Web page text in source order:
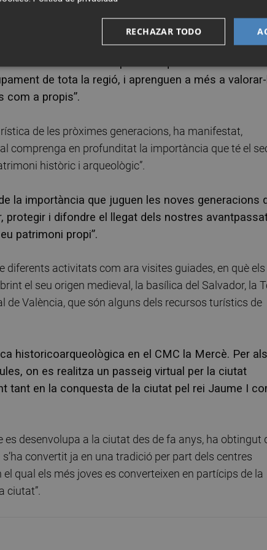
Borriana “descobrisca l'origen medieval de la
de tota la regió, i aprenguen a més a
com a propis”.
de les pròximes generacions, ha manifestat,
comprenga en profunditat la importància que té el
històric i arqueològic”.
la importància que juguen les noves generacions
protegir i difondre el llegat dels nostres
patrimoni propi”.
diferents activitats com ara visites guiades, en què els
el seu origen medieval, la basílica del Salvador, la
de València, que són alguns dels recursos turístics de
historicoarqueològica en el CMC la Mercè. Per als
on es realitza un passeig virtual per la ciutat
tant en la conquesta de la ciutat pel rei Jaume I
desenvolupa a la ciutat des de fa anys, ha obtingut
convertit ja en una tradició per part dels centres
qual els més joves es converteixen en partícips de la
ciutat”.
RECHAZAR TODO